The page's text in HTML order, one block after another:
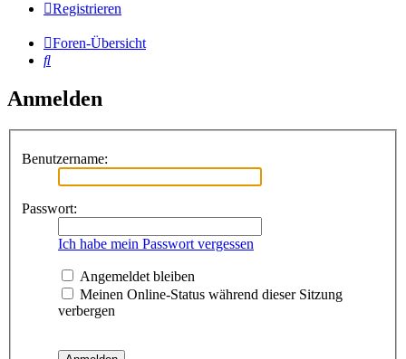
Registrieren
Foren-Übersicht
Suche
Anmelden
Benutzername:
Passwort:
Ich habe mein Passwort vergessen
Angemeldet bleiben
Meinen Online-Status während dieser Sitzung
verbergen